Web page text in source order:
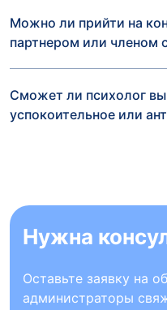
Можно ли прийти на
партнером или членом
Сможет ли психолог
успокоительное или
Нужна
Оставьте заявку на
администраторы